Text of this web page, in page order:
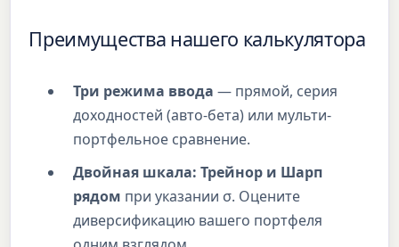
Преимущества нашего калькулятора
Три режима ввода — прямой, серия
доходностей (авто-бета) или мульти-
портфельное сравнение.
Двойная шкала: Трейнор и Шарп
рядом при указании σ. Оцените
диверсификацию вашего портфеля